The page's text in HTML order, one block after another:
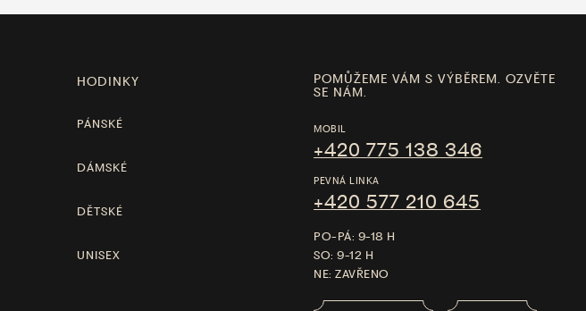
HODINKY
PÁNSKÉ
DÁMSKÉ
DĚTSKÉ
UNISEX
POMŮŽEME VÁM S VÝBĚREM. OZVĚTE
SE NÁM.
MOBIL
+420 775 138 346
PEVNÁ LINKA
+420 577 210 645
PO-PÁ: 9-18 H
SO: 9-12 H
NE: ZAVŘENO